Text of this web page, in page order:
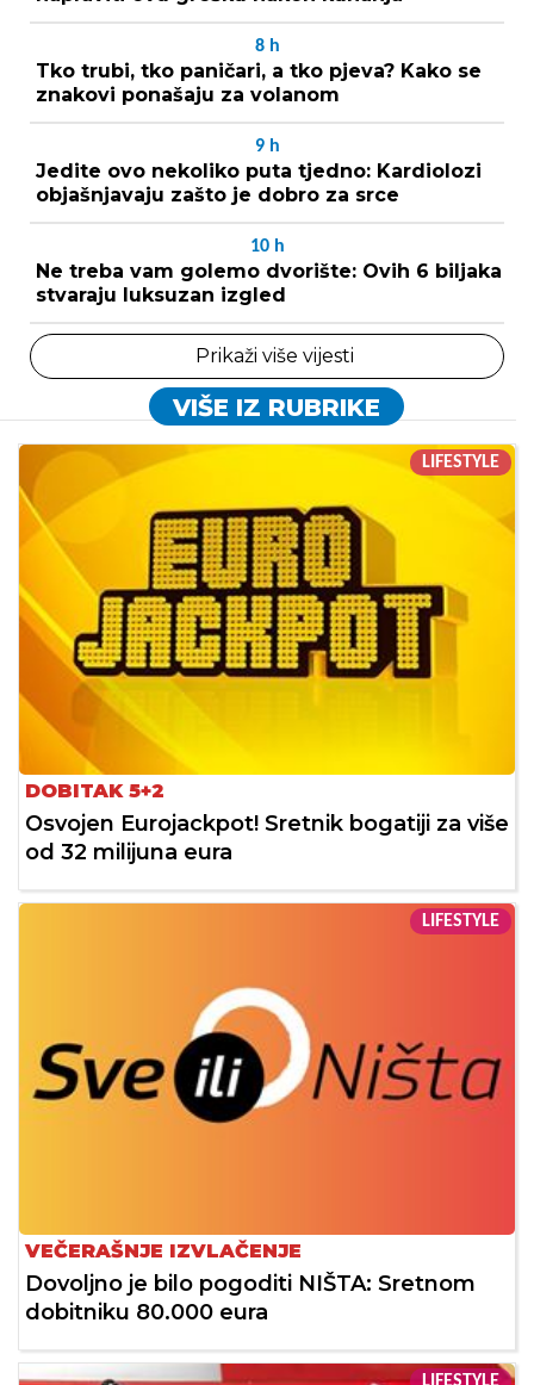
8 h
Tko trubi, tko paničari, a tko pjeva? Kako se
znakovi ponašaju za volanom
9 h
Jedite ovo nekoliko puta tjedno: Kardiolozi
objašnjavaju zašto je dobro za srce
10 h
Ne treba vam golemo dvorište: Ovih 6 biljaka
stvaraju luksuzan izgled
Prikaži više vijesti
VIŠE IZ RUBRIKE
LIFESTYLE
DOBITAK 5+2
Osvojen Eurojackpot! Sretnik bogatiji za više
od 32 milijuna eura
LIFESTYLE
VEČERAŠNJE IZVLAČENJE
Dovoljno je bilo pogoditi NIŠTA: Sretnom
dobitniku 80.000 eura
LIFESTYLE